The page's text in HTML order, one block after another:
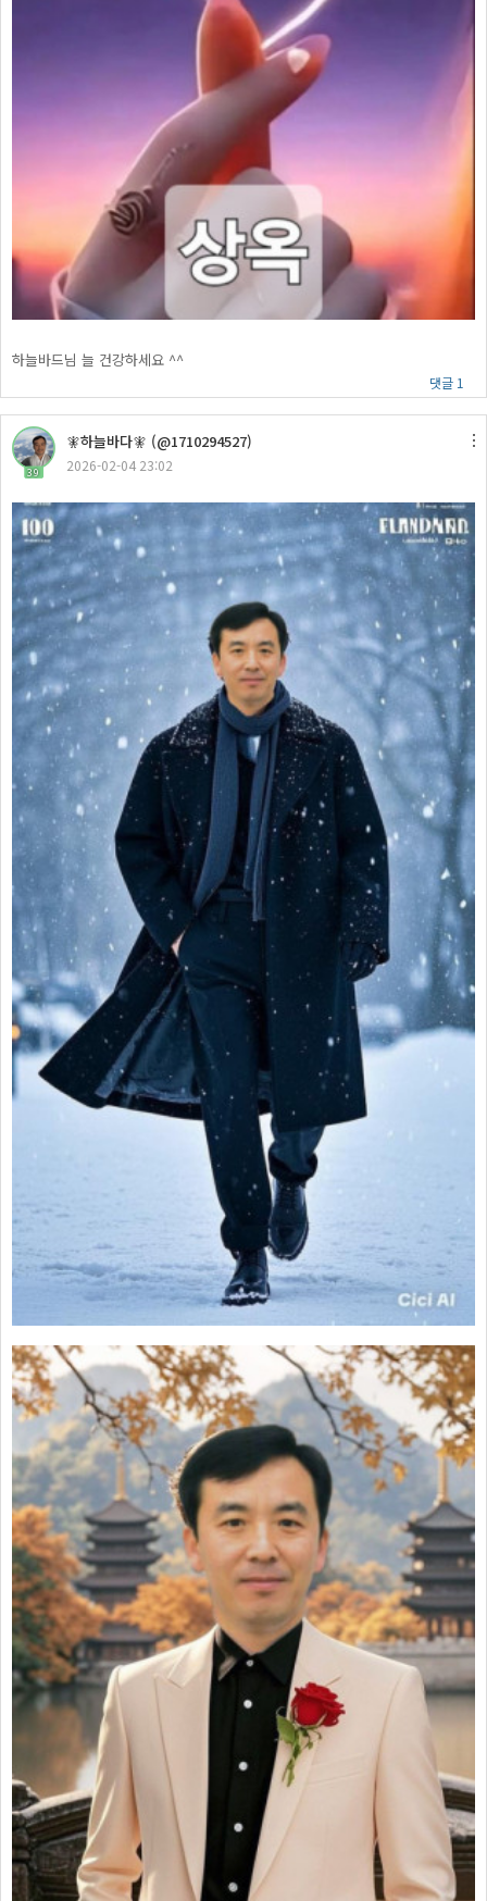
하늘바드님 늘 건강하세요 ^^
댓글 1
39
🧚하늘바다🧚 (@1710294527)
2026-02-04 23:02